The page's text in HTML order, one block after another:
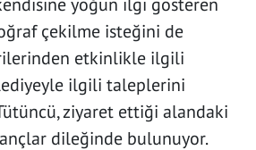
yoğun ilgi gösteren
çekilme isteğini de
etkinlikle ilgili
ilgili taleplerini
ziyaret ettiği alandaki
dileğinde bulunuyor.